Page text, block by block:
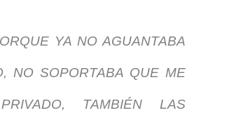
YA NO AGUANTABA
NO SOPORTABA QUE ME
TAMBIÉN LAS